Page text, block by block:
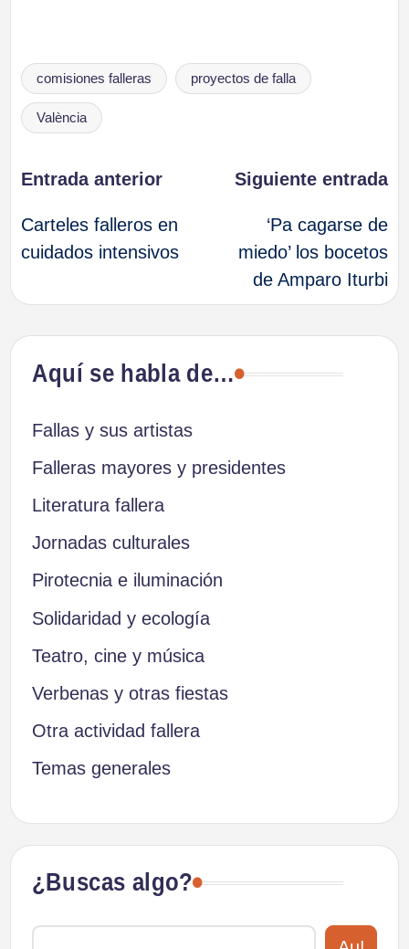
Etiquetas:
comisiones falleras proyectos de falla
València
Navegación
de
entradas
Entrada anterior
Carteles falleros en
cuidados intensivos
Siguiente entrada
‘Pa cagarse de
miedo’ los bocetos
de Amparo Iturbi
Aquí se habla de…
Fallas y sus artistas
Falleras mayores y presidentes
Literatura fallera
Jornadas culturales
Pirotecnia e iluminación
Solidaridad y ecología
Teatro, cine y música
Verbenas y otras fiestas
Otra actividad fallera
Temas generales
¿Buscas algo?